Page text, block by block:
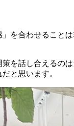
を合わせること
を話し合えるの
と思います。